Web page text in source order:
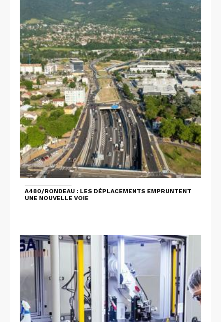
A480/RONDEAU : LES DÉPLACEMENTS EMPRUNTENT
UNE NOUVELLE VOIE